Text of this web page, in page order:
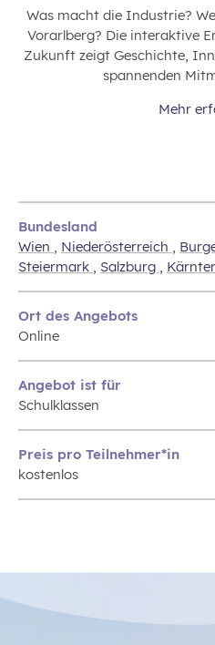
Was macht die Industrie?
Vorarlberg? Die interaktive
Zukunft zeigt Geschichte,
spannenden
Mehr
Bundesland
Wien , Niederösterreich ,
Steiermark , Salzburg ,
Ort des Angebots
Online
Angebot ist für
Schulklassen
Preis pro Teilnehmer*in
kostenlos